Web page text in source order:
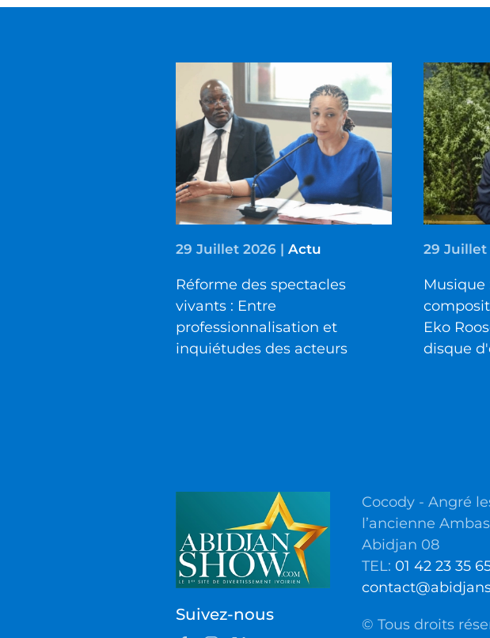
29 Juillet 2026 | Actu
Réforme des spectacles
vivants : Entre
professionnalisation et
inquiétudes des acteurs
29 Juillet
Musique
Eko
disque
Suivez-nous
Cocody - Angré
l’ancienne
Abidjan 08
TEL: 01 42 23 35
© Tous droits